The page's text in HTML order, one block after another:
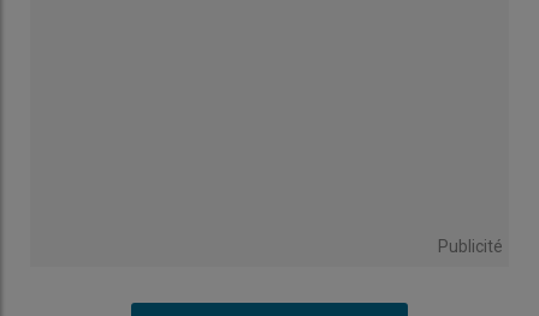
Publicité